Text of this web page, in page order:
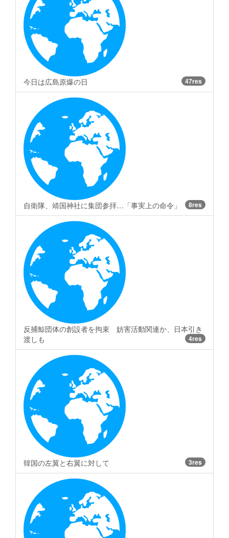
今日は広島原爆の日 47res
自衛隊、靖国神社に集団参拝…「事実上の命令」 8res
反捕鯨団体の創設者を拘束 妨害活動関連か、日本引き
渡しも
4res
韓国の左翼と右翼に対して 3res